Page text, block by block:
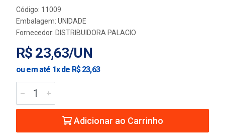
Código: 11009
Embalagem: UNIDADE
Fornecedor: DISTRIBUIDORA PALACIO
R$ 23,63/UN
ou em até 1x de R$ 23,63
Adicionar ao Carrinho